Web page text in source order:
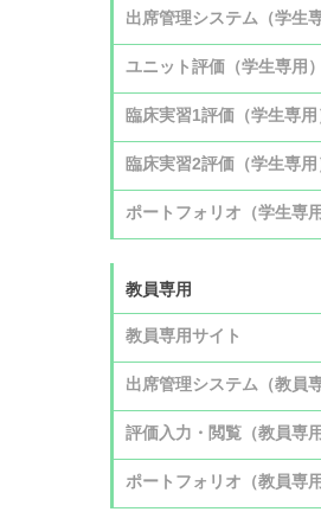
出席管理システム（学生専
ユニット評価（学生専用）
臨床実習1評価（学生専用
臨床実習2評価（学生専用
ポートフォリオ（学生専用
教員専用
教員専用サイト
出席管理システム（教員専
評価入力・閲覧（教員専用
ポートフォリオ（教員専用